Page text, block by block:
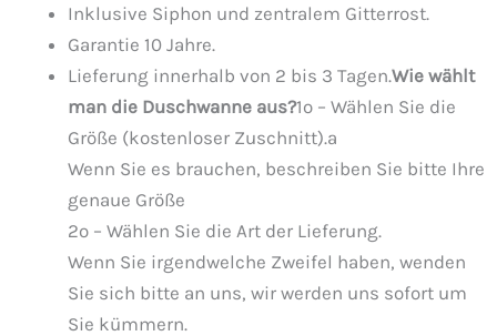
Inklusive Siphon und zentralem Gitterrost.
Garantie 10 Jahre.
Lieferung innerhalb von 2 bis 3 Tagen.Wie wählt
man die Duschwanne aus?1º – Wählen Sie die
Größe (kostenloser Zuschnitt).a
Wenn Sie es brauchen, beschreiben Sie bitte Ihre
genaue Größe
2º – Wählen Sie die Art der Lieferung.
Wenn Sie irgendwelche Zweifel haben, wenden
Sie sich bitte an uns, wir werden uns sofort um
Sie kümmern.